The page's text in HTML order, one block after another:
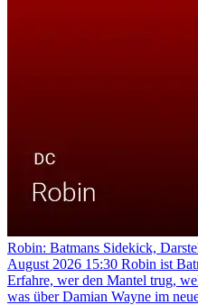
Robin: Batmans Sidekick,
August 2026 15:30 Robin ist
Erfahre, wer den Mantel trug,
was über Damian Wayne im